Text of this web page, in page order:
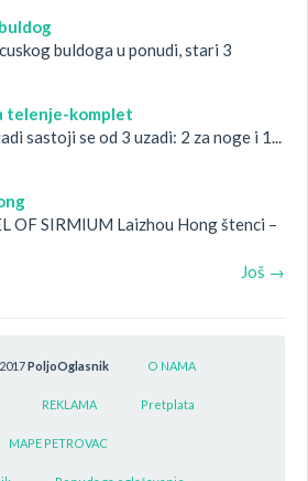
buldoga u ponudi, stari 3
telenje-komplet
sastoji se od 3 uzadi: 2 za noge i 1...
OF SIRMIUM Laizhou Hong štenci –
Još →
PoljoOglasnik O NAMA
REKLAMA Pretplata
MAPE PETROVAC